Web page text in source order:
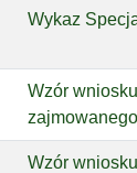
Wykaz
Wzór
Wzór